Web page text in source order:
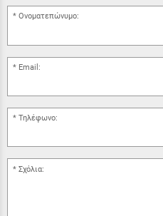
Ονοματεπώνυμο:
Email:
Τηλέφωνο:
Σχόλια: